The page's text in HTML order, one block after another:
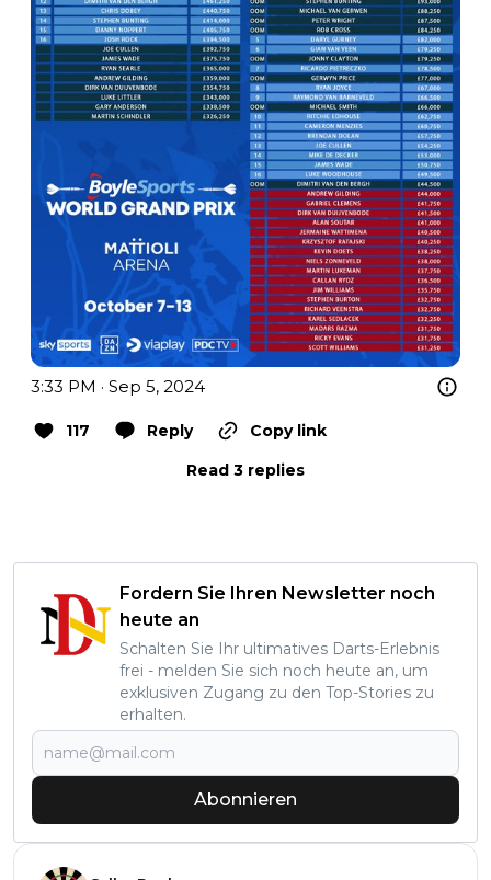
3:33 PM · Sep 5, 2024
117 Reply
Copy link
Read 3 replies
Fordern Sie Ihren Newsletter noch
heute an
Schalten Sie Ihr ultimatives Darts-Erlebnis
frei - melden Sie sich noch heute an, um
exklusiven Zugang zu den Top-Stories zu
erhalten.
Abonnieren